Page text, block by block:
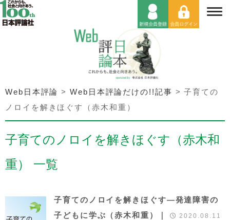
Web日本評論 >Web日本評論だけの!!記事 >子育ての
ノロイを解きほぐす（赤木和重）
子育てのノロイを解きほぐす（赤木和
重） 一覧
子育てのノロイを解きほぐす―発達障害の
子どもに学ぶ（赤木和重）｜
2020.08.11